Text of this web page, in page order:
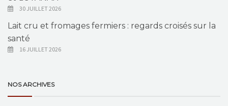
30 JUILLET 2026
Lait cru et fromages fermiers : regards croisés sur la
santé
16 JUILLET 2026
NOS ARCHIVES